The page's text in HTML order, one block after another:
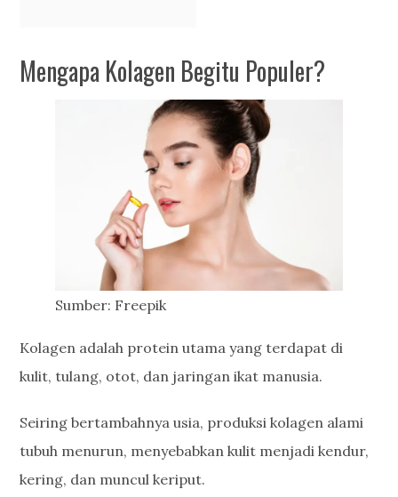
Mengapa Kolagen Begitu Populer?
Sumber: Freepik
Kolagen adalah protein utama yang terdapat di
kulit, tulang, otot, dan jaringan ikat manusia.
Seiring bertambahnya usia, produksi kolagen alami
tubuh menurun, menyebabkan kulit menjadi kendur,
kering, dan muncul keriput.